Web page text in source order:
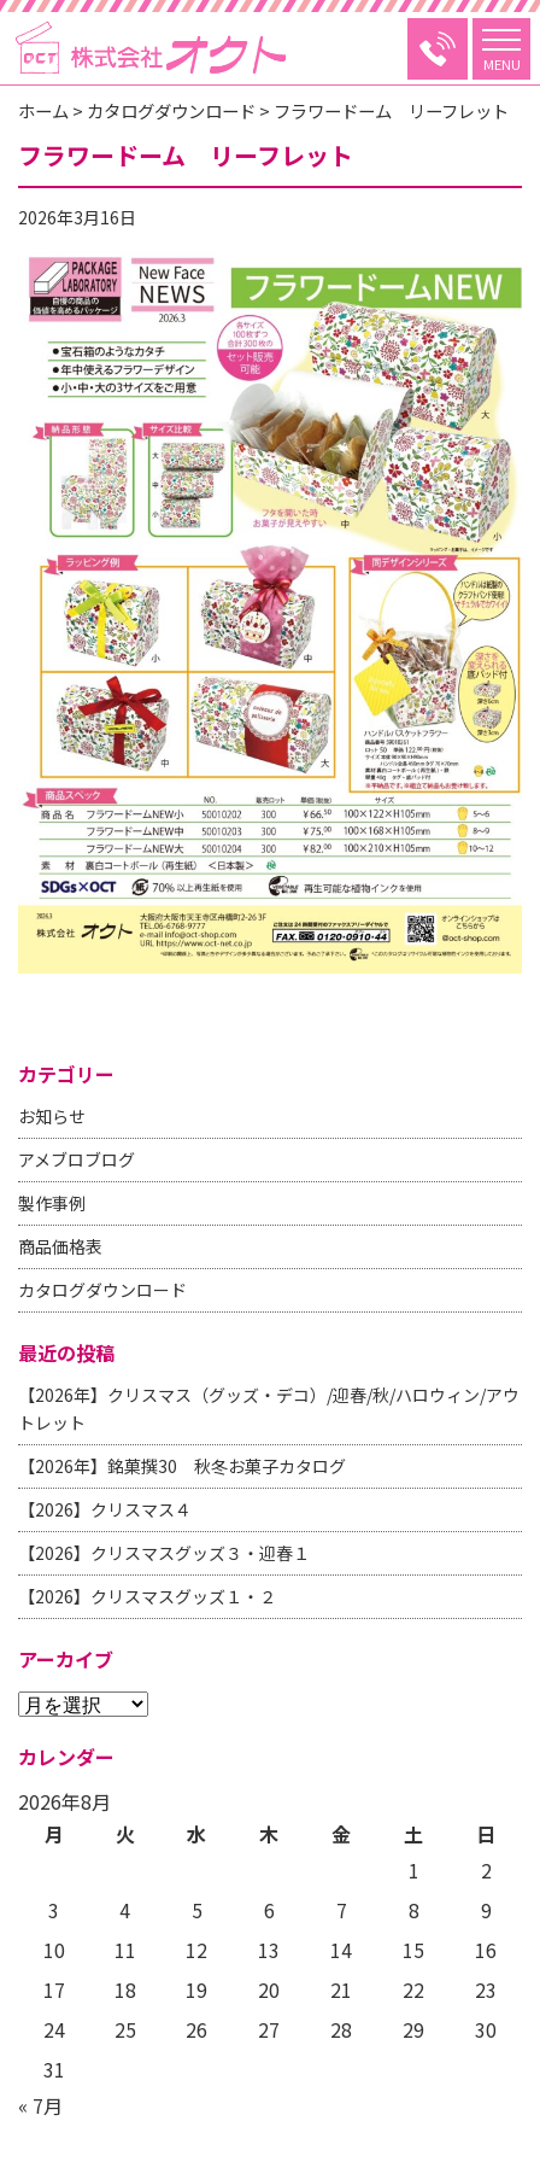
MENU
ホーム > カタログダウンロード > フラワードーム リーフレット
フラワードーム リーフレット
2026年3月16日
カテゴリー
お知らせ
アメブロブログ
製作事例
商品価格表
カタログダウンロード
最近の投稿
【2026年】クリスマス（グッズ・デコ）/迎春/秋/ハロウィン/アウ
トレット
【2026年】銘菓撰30 秋冬お菓子カタログ
【2026】クリスマス４
【2026】クリスマスグッズ３・迎春１
【2026】クリスマスグッズ１・２
アーカイブ
カレンダー
2026年8月
月
火 水 木 金 土
日
1
2
3
4 5 6 7 8
9
10
11 12 13 14 15
16
17
18 19 20 21 22
23
24
25 26 27 28 29
30
31
« 7月